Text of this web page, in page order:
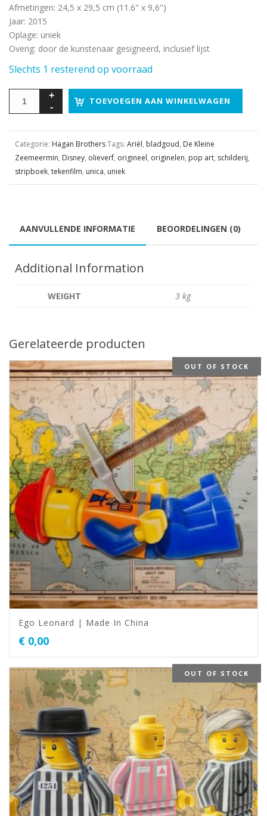
Afmetingen: 24,5 x 29,5 cm (11.6" x 9,6")
Jaar: 2015
Oplage: uniek
Overig: door de kunstenaar gesigneerd, inclusief lijst
Slechts 1 resterend op voorraad
TOEVOEGEN AAN WINKELWAGEN
Categorie: Hagan BrothersTags: Ariël, bladgoud, De Kleine
Zeemeermin, Disney, olieverf, origineel, originelen, pop art, schilderij,
stripboek, tekenfilm, unica, uniek
AANVULLENDE INFORMATIE BEOORDELINGEN (0)
Additional Information
WEIGHT 3 kg
Gerelateerde producten
OUT OF STOCK
Ego Leonard | Made In China
€ 0,00
OUT OF STOCK